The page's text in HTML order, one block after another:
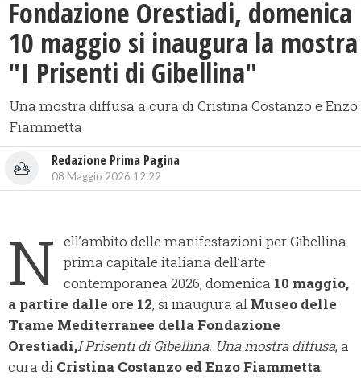
Fondazione Orestiadi, domenica
10 maggio si inaugura la mostra
"I Prisenti di Gibellina"
Una mostra diffusa a cura di Cristina Costanzo e Enzo
Fiammetta
Redazione Prima Pagina
08 Maggio 2026 12:22
N ell’ambito delle manifestazioni per Gibellina
prima capitale italiana dell’arte
contemporanea 2026, domenica 10 maggio,
a partire dalle ore 12, si inaugura al Museo delle
Trame Mediterranee della Fondazione
Orestiadi,I Prisenti di Gibellina. Una mostra diffusa, a
cura di Cristina Costanzo ed Enzo Fiammetta.